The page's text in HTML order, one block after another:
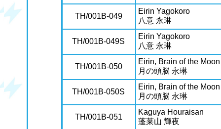
TH/001B-049
Eirin Yagokoro
八意 永琳
TH/001B-049S
Eirin Yagokoro
八意 永琳
TH/001B-050
Eirin, Brain of the Moon
月の頭脳 永琳
TH/001B-050S
Eirin, Brain of the Moon
月の頭脳 永琳
TH/001B-051
Kaguya Houraisan
蓬莱山 輝夜